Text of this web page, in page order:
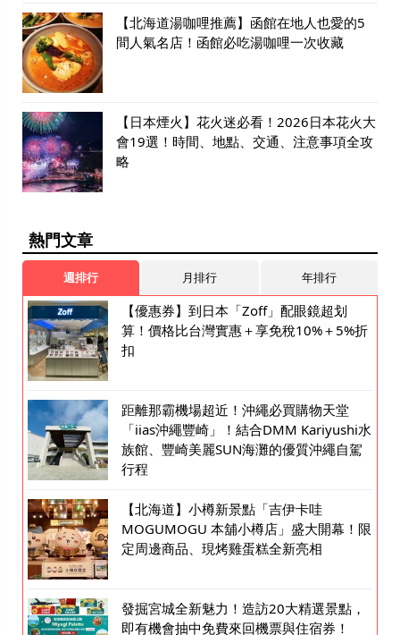
【北海道湯咖哩推薦】函館在地人也愛的5
間人氣名店！函館必吃湯咖哩一次收藏
【日本煙火】花火迷必看！2026日本花火大
會19選！時間、地點、交通、注意事項全攻
略
熱門文章
週排行 月排行 年排行
【優惠券】到日本「Zoff」配眼鏡超划
算！價格比台灣實惠＋享免稅10%＋5%折
扣
距離那霸機場超近！沖繩必買購物天堂
「iias沖繩豐崎」！結合DMM Kariyushi水
族館、豐崎美麗SUN海灘的優質沖繩自駕
行程
【北海道】小樽新景點「吉伊卡哇
MOGUMOGU 本舖小樽店」盛大開幕！限
定周邊商品、現烤雞蛋糕全新亮相
發掘宮城全新魅力！造訪20大精選景點，
即有機會抽中免費來回機票與住宿券！